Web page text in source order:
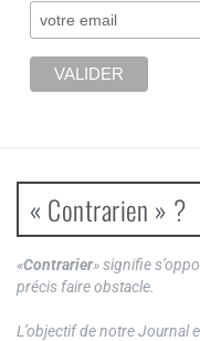
« Contrarien » ?
«Contrarier» signifie
précis faire obstacle.
L’objectif de notre Journal